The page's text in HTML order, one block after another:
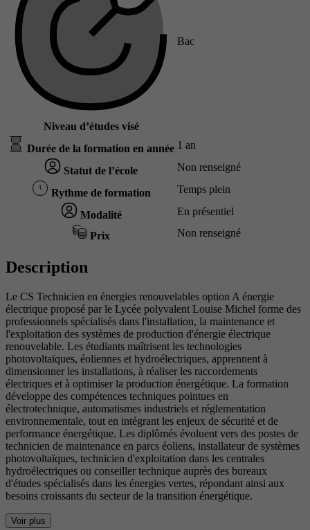
Niveau d’études visé
Bac
Durée de la formation en année 1 an
Statut de l’école Non renseigné
Rythme de formation Temps plein
Modalité En présentiel
Prix Non renseigné
Description
Le CS Technicien en énergies renouvelables option A énergie
électrique proposé par le Lycée polyvalent Louise Michel forme des
professionnels spécialisés dans l'installation, la maintenance et
l'exploitation des systèmes de production d'énergie électrique
renouvelable. Les étudiants maîtrisent les technologies
photovoltaïques, éoliennes et hydroélectriques, apprennent à
dimensionner les installations, à réaliser les raccordements
électriques et à optimiser la production énergétique. La formation
développe des compétences techniques pointues en
électrotechnique, automatismes industriels et réglementation
environnementale, tout en intégrant les enjeux de sécurité et de
performance énergétique. Les diplômés évoluent vers des postes de
technicien de maintenance en parcs éoliens, installateur de systèmes
photovoltaïques, technicien d'exploitation dans les centrales
hydroélectriques ou conseiller technique auprès des bureaux
d'études spécialisés dans les énergies vertes, répondant ainsi aux
besoins croissants du secteur de la transition énergétique.
Voir plus